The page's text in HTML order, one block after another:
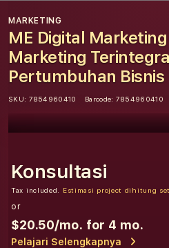
MARKETING
ME Digital
Marketing
Pertumbuhan Bisnis
SKU: 7854960410 Barcode: 7854960410
Konsultasi
Tax included. Estimasi project dihitung
or
$20.50/mo. for 4 mo.
Pelajari Selengkapnya